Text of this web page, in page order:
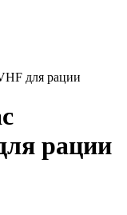
для рации
рации